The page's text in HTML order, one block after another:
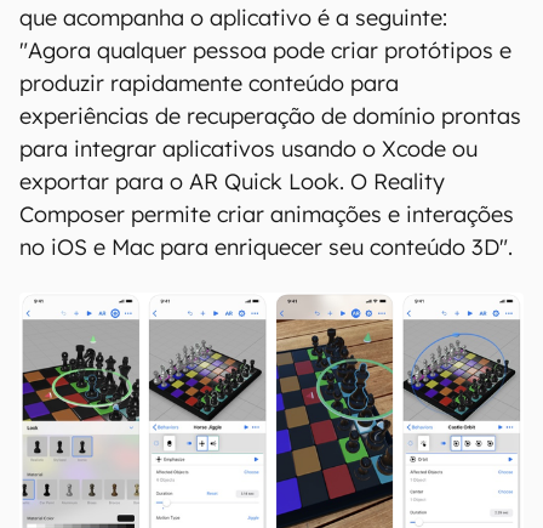
que acompanha o aplicativo é a seguinte:
"Agora qualquer pessoa pode criar protótipos e
produzir rapidamente conteúdo para
experiências de recuperação de domínio prontas
para integrar aplicativos usando o Xcode ou
exportar para o AR Quick Look. O Reality
Composer permite criar animações e interações
no iOS e Mac para enriquecer seu conteúdo 3D".